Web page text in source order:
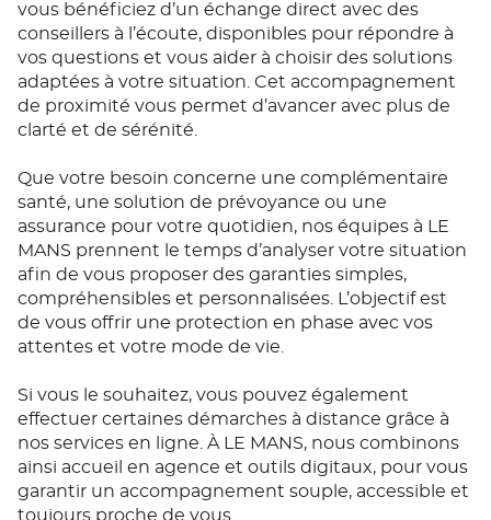
vous bénéficiez d’un échange direct avec des
conseillers à l’écoute, disponibles pour répondre à
vos questions et vous aider à choisir des solutions
adaptées à votre situation. Cet accompagnement
de proximité vous permet d’avancer avec plus de
clarté et de sérénité.
Que votre besoin concerne une complémentaire
santé, une solution de prévoyance ou une
assurance pour votre quotidien, nos équipes à LE
MANS prennent le temps d’analyser votre situation
afin de vous proposer des garanties simples,
compréhensibles et personnalisées. L’objectif est
de vous offrir une protection en phase avec vos
attentes et votre mode de vie.
Si vous le souhaitez, vous pouvez également
effectuer certaines démarches à distance grâce à
nos services en ligne. À LE MANS, nous combinons
ainsi accueil en agence et outils digitaux, pour vous
garantir un accompagnement souple, accessible et
toujours proche de vous.